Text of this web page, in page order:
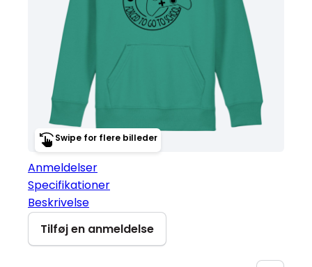
Swipe for flere billeder
Anmeldelser
Specifikationer
Beskrivelse
Tilføj en anmeldelse